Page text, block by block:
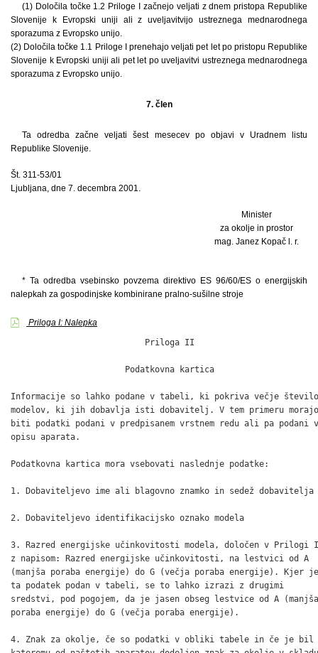
(1) Določila točke 1.2 Priloge I začnejo veljati z dnem pristopa Republike
Slovenije k Evropski uniji ali z uveljavitvijo ustreznega mednarodnega
sporazuma z Evropsko unijo.
(2) Določila točke 1.1 Priloge I prenehajo veljati pet let po pristopu Republike
Slovenije k Evropski uniji ali pet let po uveljavitvi ustreznega mednarodnega
sporazuma z Evropsko unijo.
7. člen
Ta odredba začne veljati šest mesecev po objavi v Uradnem listu
Republike Slovenije.
Št. 311-53/01
Ljubljana, dne 7. decembra 2001.
Minister
za okolje in prostor
mag. Janez Kopač l. r.
* Ta odredba vsebinsko povzema direktivo ES 96/60/ES o energijskih
nalepkah za gospodinjske kombinirane pralno-sušilne stroje
Priloga I: Nalepka
                           Priloga II
                       Podatkovna kartica
Informacije so lahko podane v tabeli, ki pokriva večje število
modelov, ki jih dobavlja isti dobavitelj. V tem primeru morajo
biti podatki podani v predpisanem vrstnem redu ali pa podani v
opisu aparata.
Podatkovna kartica mora vsebovati naslednje podatke:
1. Dobaviteljevo ime ali blagovno znamko in sedež dobavitelja
2. Dobaviteljevo identifikacijsko oznako modela
3. Razred energijske učinkovitosti modela, določen v Prilogi
z napisom: Razred energijske učinkovitosti, na lestvici od A
(manjša poraba energije) do G (večja poraba energije). Kjer je
ta podatek podan v tabeli, se to lahko izrazi z drugimi
sredstvi, pod pogojem, da je jasen obseg lestvice od A (manjša
poraba energije) do G (večja poraba energije).
4. Znak za okolje, če so podatki v obliki tabele in če je bil